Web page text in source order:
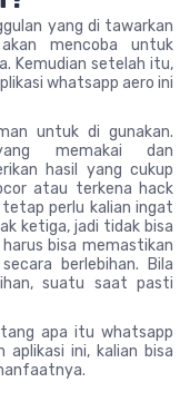
yang di tawarkan
mencoba untuk
Kemudian setelah itu,
whatsapp aero ini
untuk di gunakan.
memakai dan
hasil yang cukup
atau terkena hack
perlu kalian ingat
ketiga, jadi tidak bisa
bisa memastikan
berlebihan. Bila
suatu saat pasti
apa itu whatsapp
aplikasi ini, kalian bisa